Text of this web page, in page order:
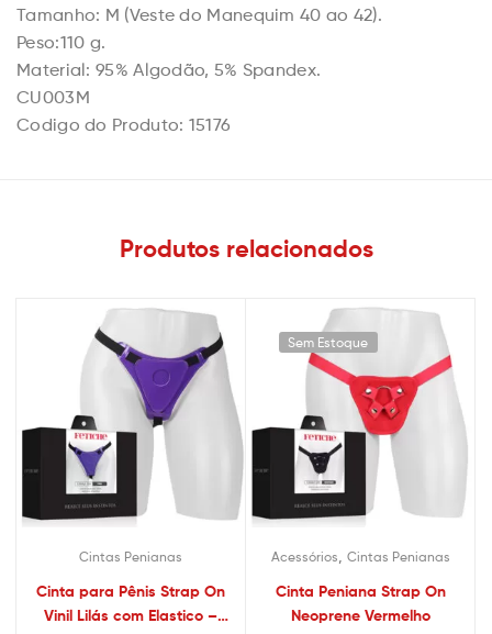
Tamanho: M (Veste do Manequim 40 ao 42).
Peso:110 g.
Material: 95% Algodão, 5% Spandex.
CU003M
Codigo do Produto: 15176
Produtos relacionados
Cintas Penianas
Cinta para Pênis Strap On
Vinil Lilás com Elastico –
Sem Estoque
Acessórios Cintas Penianas
Cinta Peniana Strap On
Neoprene Vermelho